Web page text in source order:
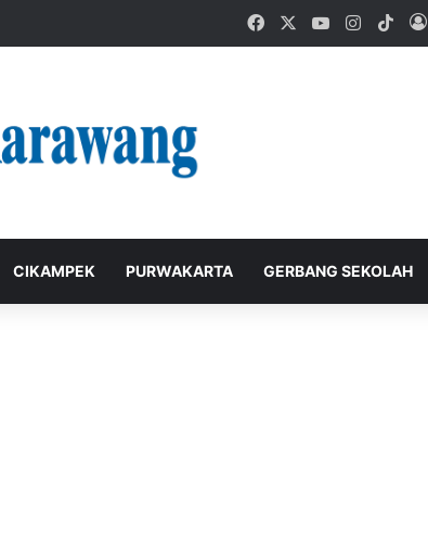
FacebookYouTube
CIKAMPEK PURWAKARTA GERBANG SEKOLAH